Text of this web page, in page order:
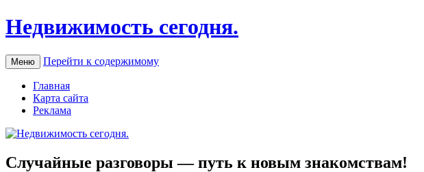
Недвижимость сегодня.
Меню Перейти к содержимому
Главная
Карта сайта
Реклама
Случайные разговоры — путь к новым знакомствам!